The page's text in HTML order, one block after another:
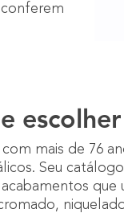
mais de 76
Seu
que